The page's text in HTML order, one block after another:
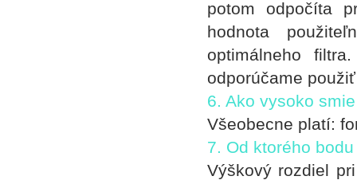
potom odpočíta
hodnota
optimálneho
odporúčame
6. Ako vysoko
Všeobecne platí:
7. Od ktorého
Výškový rozdiel